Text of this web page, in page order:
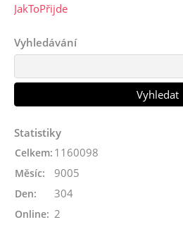
JakToPřijde
Vyhledávání
Statistiky
Online: 2
Celkem: 1160098
Měsíc: 9005
Den: 304